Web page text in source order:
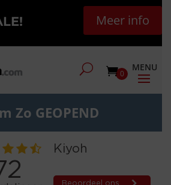
Meer info
0
Zo GEOPEND